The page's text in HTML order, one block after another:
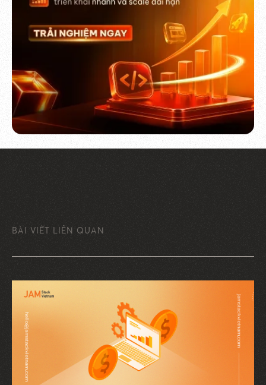
BÀI VIẾT LIÊN QUAN